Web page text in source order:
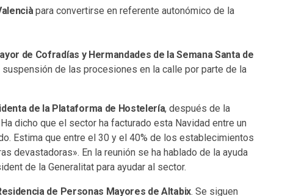
para convertirse en referente autonómico de la
de Cofradías y Hermandades de la Semana Santa de
de las procesiones en la calle por parte de la
de la Plataforma de Hostelería, después de la
dicho que el sector ha facturado esta Navidad entre un
Estima que entre el 30 y el 40% de los establecimientos
devastadoras». En la reunión se ha hablado de la ayuda
de la Generalitat para ayudar al sector.
de Personas Mayores de Altabix. Se siguen